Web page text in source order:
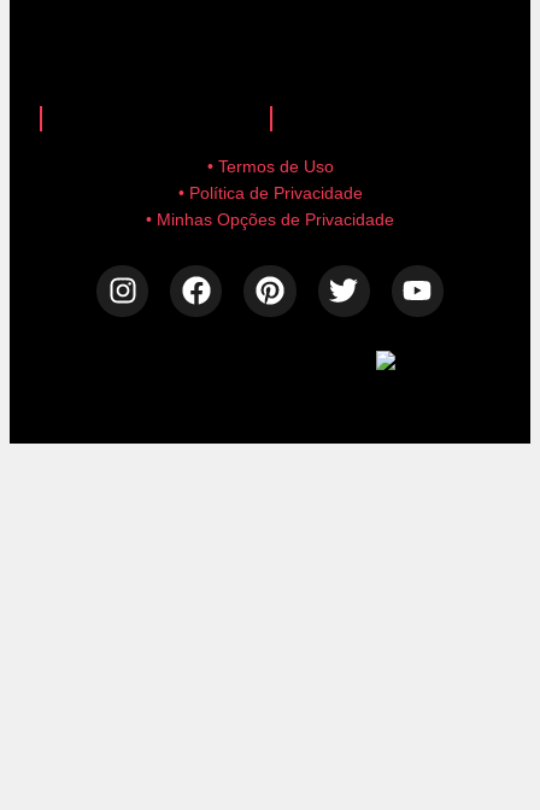
• Termos de Uso
• Política de Privacidade
• Minhas Opções de Privacidade